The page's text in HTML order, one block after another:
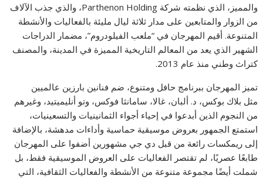
والمميز، الذي نظمته شركة Parthenon Holding، والذي جذب الآلاف
من الزوار والمتابعين على مدار ثلاثة ليال مليئة بالفعاليات والأنشطة
المتنوعة. أقيم المهرجان في “ملعب الفيلودروم”، مضمار الدراجات
الشهير الذي يعد من المعالم التاريخية المميزة في المدينة، والمصنف
كتراث وطني منذ عام 2013.
تميز المهرجان ببرنامج حافل ومتنوع، ضم فنانين بارزين عالميين
مثل بلاك بوكس، د. ألبان، غالا، سامانثا فوكس، وتو أنليميتيد، وغيرهم
من النجوم الذين أبدعوا في إحياء أجواء الثمانينيات والتسعينيات،
استمتع الجمهور بعروض موسيقية حماسية وأداءات مدهشة، بالإضافة
إلى ريمكسات رائعة من قبل دي جي مشهورين أضفوا على المهرجان
طابعًا عصريًا، لم تقتصر الفعاليات على العروض الموسيقية فقط، بل
شملت أيضًا مجموعة متنوعة من الأنشطة والفعاليات الثقافية، التي